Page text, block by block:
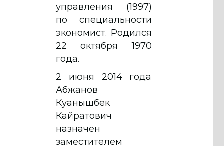
управления (1997)
по специальности
экономист. Родился
22 октября 1970
года.
2 июня 2014 года
Абжанов
Куанышбек
Кайратович
назначен
заместителем